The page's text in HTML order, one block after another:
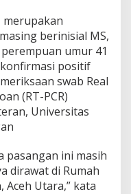
merupakan
berinisial MS,
umur 41
positif
swab Real
(RT-PCR)
Universitas
pasangan ini masih
dirawat di Rumah
Utara,” kata